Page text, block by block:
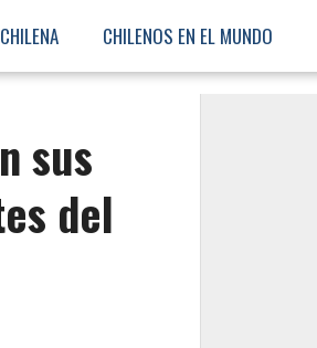
CHILENOS EN EL MUNDO
sus
del